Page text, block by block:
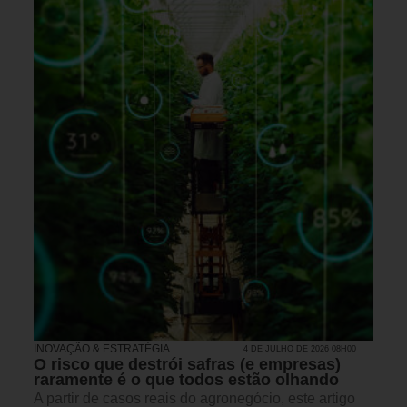
INOVAÇÃO & ESTRATÉGIA 4 DE JULHO DE 2026 08H00
O risco que destrói safras (e empresas)
raramente é o que todos estão olhando
A partir de casos reais do agronegócio, este artigo